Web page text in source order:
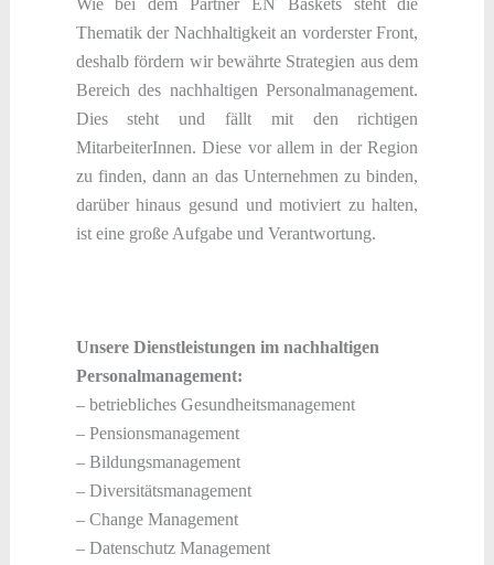
Thematik der Nachhaltigkeit an vorderster Front,
deshalb fördern wir bewährte Strategien aus dem
Bereich des nachhaltigen Personalmanagement.
Dies steht und fällt mit den richtigen
MitarbeiterInnen. Diese vor allem in der Region
zu finden, dann an das Unternehmen zu binden,
darüber hinaus gesund und motiviert zu halten,
ist eine große Aufgabe und Verantwortung.
Unsere Dienstleistungen im nachhaltigen
Personalmanagement:
– betriebliches Gesundheitsmanagement
– Pensionsmanagement
– Bildungsmanagement
– Diversitätsmanagement
– Change Management
– Datenschutz Management